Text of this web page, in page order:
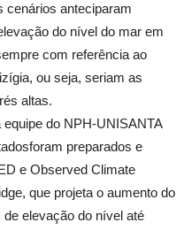
cenários anteciparam
do nível do mar em
com referência ao
ou seja, seriam as
altas.
do NPH-UNISANTA
preparados e
e Observed Climate
que projeta o aumento do
elevação do nível até